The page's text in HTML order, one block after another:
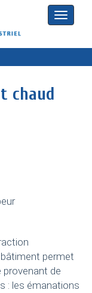
Toggle
chaud
permet
provenant de
: les émanations